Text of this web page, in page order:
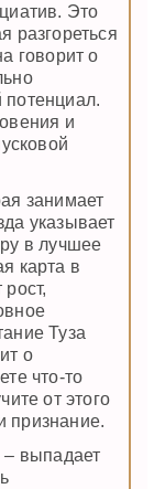
Это
разгореться
говорит о
потенциал.
и
занимает
указывает
в лучшее
карта в
Туза
о
что-то
от этого
признание.
– выпадает